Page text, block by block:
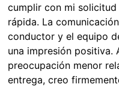
cumplir con mi solicitud
rápida. La
conductor y el equipo
una impresión positiva.
preocupación menor
entrega, creo